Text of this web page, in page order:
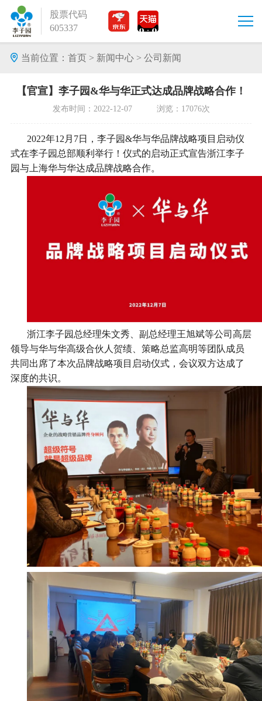
股票代码
605337
当前位置： 首页> 新闻中心> 公司新闻
【官宣】李子园&华与华正式达成品牌战略合作！
发布时间：2022-12-07 浏览：17076次
2022年12月7日，李子园&华与华品牌战略项目启动仪
式在李子园总部顺利举行！仪式的启动正式宣告浙江李子
园与上海华与华达成品牌战略合作。
浙江李子园总经理朱文秀、副总经理王旭斌等公司高层
领导与华与华高级合伙人贺绩、策略总监高明等团队成员
共同出席了本次品牌战略项目启动仪式，会议双方达成了
深度的共识。